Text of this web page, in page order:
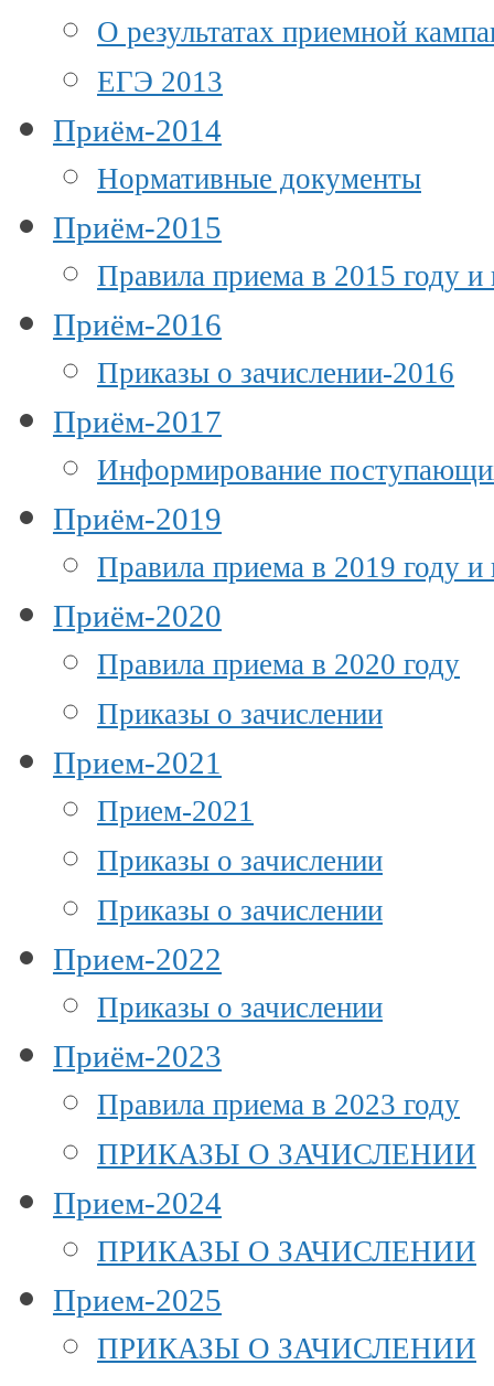
О результатах приемной
ЕГЭ 2013
Приём-2014
Нормативные документы
Приём-2015
Правила приема в 2015 году и
Приём-2016
Приказы о зачислении-2016
Приём-2017
Информирование
Приём-2019
Правила приема в 2019 году и
Приём-2020
Правила приема в 2020 году
Приказы о зачислении
Прием-2021
Прием-2021
Приказы о зачислении
Приказы о зачислении
Прием-2022
Приказы о зачислении
Приём-2023
Правила приема в 2023 году
ПРИКАЗЫ О ЗАЧИСЛЕНИИ
Прием-2024
ПРИКАЗЫ О ЗАЧИСЛЕНИИ
Прием-2025
ПРИКАЗЫ О ЗАЧИСЛЕНИИ